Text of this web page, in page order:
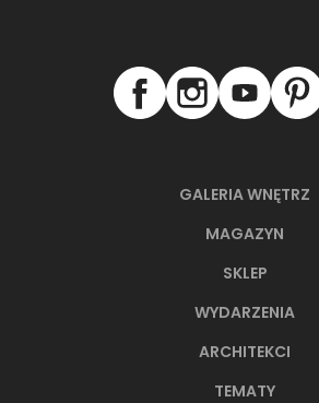
GALERIA WNĘTRZ
MAGAZYN
SKLEP
WYDARZENIA
ARCHITEKCI
TEMATY